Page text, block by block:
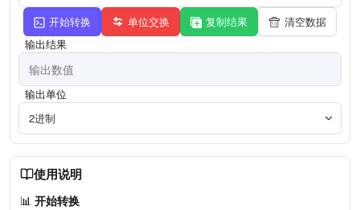
开始转换
单位交换 复制结果
清空数据
输出结果
输出单位
2进制
使用说明
📊 开始转换